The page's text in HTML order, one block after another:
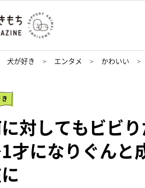
犬が好き エンタメ かわいい
に対してもビビ
になりぐんと